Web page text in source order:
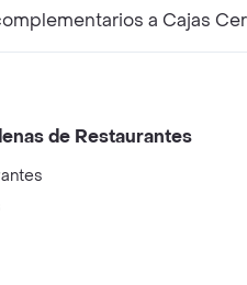
a Cajas
de Restaurantes